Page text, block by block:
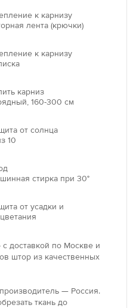
к карнизу
лента (крючки)
к карнизу
карниз
160-300 см
от солнца
10
стирка при 30°
от усадки и
с доставкой по Москве и
штор из качественных
— Россия.
ткань до
при расчётах.
проема +20 см =